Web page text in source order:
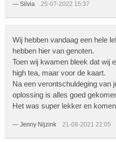
— Silvia 25-07-2022 15:37
Wij hebben vandaag een hele
hebben hier van genoten.
Toen wij kwamen bleek dat wij
high tea, maar voor de kaart.
Na een verontschuldeging van
oplossing is alles goed
Het was super lekker en
— Jenny Nijzink 21-08-2021 22:05